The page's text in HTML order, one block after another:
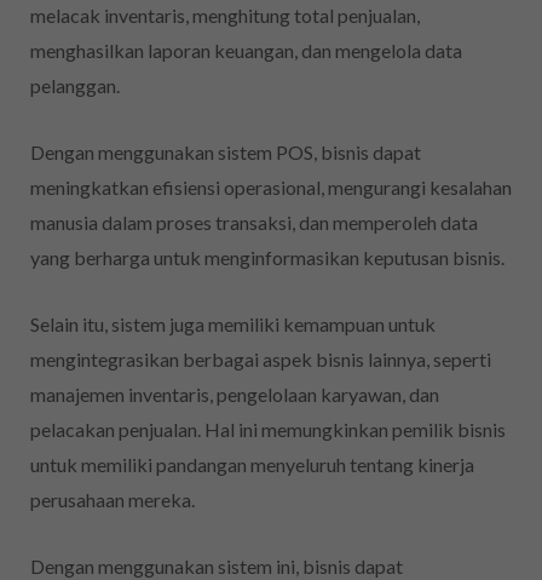
melacak inventaris, menghitung total penjualan,
menghasilkan laporan keuangan, dan mengelola data
pelanggan.
Dengan menggunakan sistem POS, bisnis dapat
meningkatkan efisiensi operasional, mengurangi kesalahan
manusia dalam proses transaksi, dan memperoleh data
yang berharga untuk menginformasikan keputusan bisnis.
Selain itu, sistem juga memiliki kemampuan untuk
mengintegrasikan berbagai aspek bisnis lainnya, seperti
manajemen inventaris, pengelolaan karyawan, dan
pelacakan penjualan. Hal ini memungkinkan pemilik bisnis
untuk memiliki pandangan menyeluruh tentang kinerja
perusahaan mereka.
Dengan menggunakan sistem ini, bisnis dapat